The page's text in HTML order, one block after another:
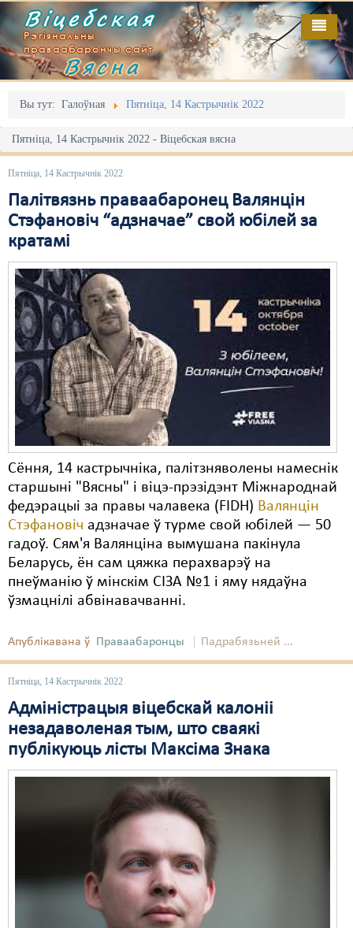
Віцебская
Рэгіянальны
праваабарончы сайт
Вясна
Вы тут: Галоўная Пятніца, 14 Кастрычнік 2022
Пятніца, 14 Кастрычнік 2022 - Віцебская вясна
Пятніца, 14 Кастрычнік 2022
Палітвязнь праваабаронец Валянцін
Стэфановіч “адзначае” свой юбілей за
кратамі
Сёння, 14 кастрычніка, палітзняволены намеснік
старшыні "Вясны" і віцэ-прэзідэнт Міжнароднай
федэрацыі за правы чалавека (FIDH) Валянцін
Стэфановіч адзначае ў турме свой юбілей — 50
гадоў. Сям'я Валянціна вымушана пакінула
Беларусь, ён сам цяжка перахварэў на
пнеўманію ў мінскім СІЗА №1 і яму нядаўна
ўзмацнілі абвінавачванні.
Апублікавана ў Праваабаронцы Падрабязьней ...
Пятніца, 14 Кастрычнік 2022
Адміністрацыя віцебскай калоніі
незадаволеная тым, што сваякі
публікуюць лісты Максіма Знака
Галоўная
Адміністрацыйны перасьлед
Акцыі
Выбары
Грамадзянскія ініцыятывы
Дзяржава
Дыскрымінацыя
Затрыманьні
Карная псыхіятрыя
КПЧ ААН
Культурныя правы
ЛПП
Мірныя сходы
Палітвязьні
Праваабаронцы
Правы дзіцяці
Пэнітэнцыярная сыстэма
Рознае
Свабода слова
Сьмяротнае пакараньне
Правы працоўных
Сацыяльныя правы
Выданьні
Відэа
Пра нас
RSS